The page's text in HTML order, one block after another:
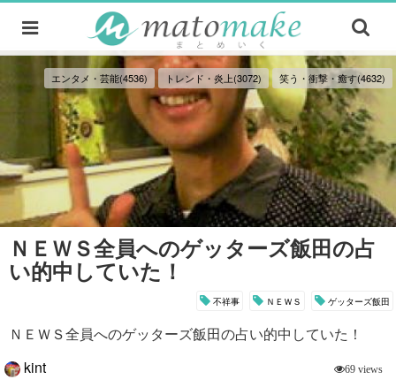
エンタメ・芸能(4536) トレンド・炎上(3072) 笑う・衝撃・癒す(4632)
ＮＥＷＳ全員へのゲッターズ飯田の占
い的中していた！
不祥事 ＮＥＷＳ ゲッターズ飯田
ＮＥＷＳ全員へのゲッターズ飯田の占い的中していた！
kint
69 views